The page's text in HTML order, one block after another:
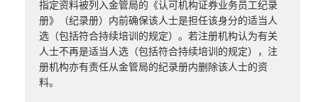
指定资料被列入金管局的《认可机构证券业务员工纪录
册》（纪录册）内前确保该人士是担任该身分的适当人
选（包括符合持续培训的规定）。若注册机构认为有关
人士不再是适当人选（包括符合持续培训的规定），注
册机构亦有责任从金管局的纪录册内删除该人士的资
料。